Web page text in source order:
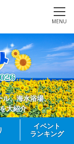
MENU
ル、海水浴場、
大紹介
イベント
ランキング